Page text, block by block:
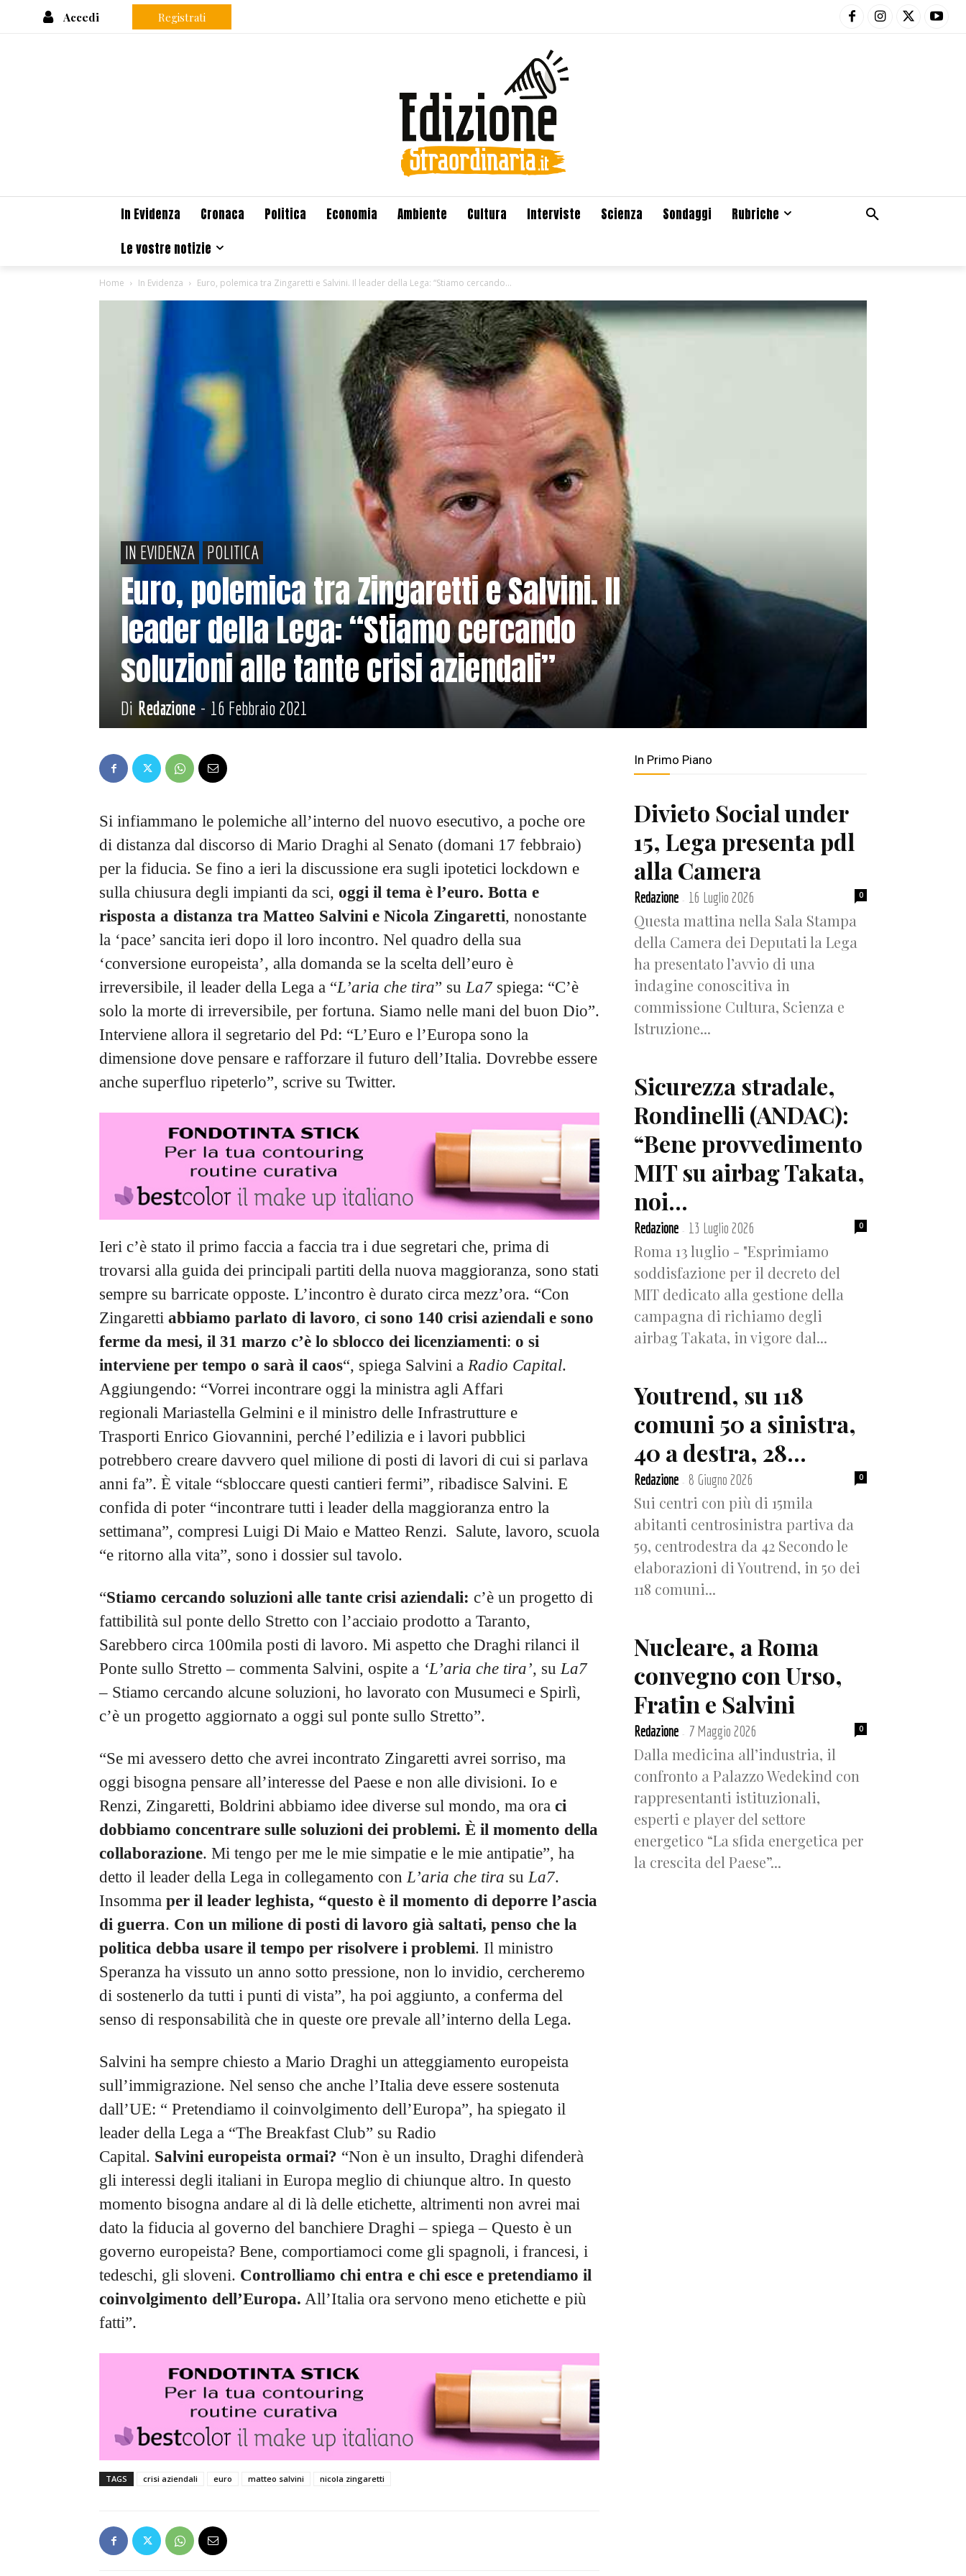
Accedi Registrati
In Evidenza Cronaca Politica Economia Ambiente Cultura Interviste Scienza Sondaggi
Rubriche
Le vostre notizie
Home In Evidenza Euro, polemica tra Zingaretti e Salvini. Il leader della Lega: “Stiamo cercando...
IN EVIDENZA POLITICA
Euro, polemica tra Zingaretti e Salvini. Il
leader della Lega: “Stiamo cercando
soluzioni alle tante crisi aziendali”
Di Redazione - 16 Febbraio 2021
Si infiammano le polemiche all’interno del nuovo esecutivo, a poche ore
di distanza dal discorso di Mario Draghi al Senato (domani 17 febbraio)
per la fiducia. Se fino a ieri la discussione era sugli ipotetici lockdown e
sulla chiusura degli impianti da sci, oggi il tema è l’euro. Botta e
risposta a distanza tra Matteo Salvini e Nicola Zingaretti, nonostante
la ‘pace’ sancita ieri dopo il loro incontro. Nel quadro della sua
‘conversione europeista’, alla domanda se la scelta dell’euro è
irreversibile, il leader della Lega a “L’aria che tira” suLa7spiega: “C’è
solo la morte di irreversibile, per fortuna. Siamo nelle mani del buon Dio”.
Interviene allora il segretario del Pd: “L’Euro e l’Europa sono la
dimensione dove pensare e rafforzare il futuro dell’Italia. Dovrebbe essere
anche superfluo ripeterlo”, scrive su Twitter.
Ieri c’è stato il primo faccia a faccia tra i due segretari che, prima di
trovarsi alla guida dei principali partiti della nuova maggioranza, sono stati
sempre su barricate opposte. L’incontro è durato circa mezz’ora. “Con
Zingaretti abbiamo parlato di lavoro, ci sono 140 crisi aziendali e sono
ferme da mesi, il 31 marzo c’è lo sblocco dei licenziamenti: o si
interviene per tempo o sarà il caos“, spiega Salvini a Radio Capital.
Aggiungendo: “Vorrei incontrare oggi la ministra agli Affari
regionali Mariastella Gelmini e il ministro delle Infrastrutture e
Trasporti Enrico Giovannini, perché l’edilizia e i lavori pubblici
potrebbero creare davvero quel milione di posti di lavori di cui si parlava
anni fa”. È vitale “sbloccare questi cantieri fermi”, ribadisce Salvini. E
confida di poter “incontrare tutti i leader della maggioranza entro la
settimana”, compresi Luigi Di Maio e Matteo Renzi. Salute, lavoro, scuola
“e ritorno alla vita”, sono i dossier sul tavolo.
“Stiamo cercando soluzioni alle tante crisi aziendali: c’è un progetto di
fattibilità sul ponte dello Stretto con l’acciaio prodotto a Taranto,
Sarebbero circa 100mila posti di lavoro. Mi aspetto che Draghi rilanci il
Ponte sullo Stretto – commenta Salvini, ospite a ‘L’aria che tira’, suLa7
– Stiamo cercando alcune soluzioni, ho lavorato con Musumeci e Spirlì,
c’è un progetto aggiornato a oggi sul ponte sullo Stretto”.
“Se mi avessero detto che avrei incontrato Zingaretti avrei sorriso, ma
oggi bisogna pensare all’interesse del Paese e non alle divisioni. Io e
Renzi, Zingaretti, Boldrini abbiamo idee diverse sul mondo, ma ora ci
dobbiamo concentrare sulle soluzioni dei problemi. È il momento della
collaborazione. Mi tengo per me le mie simpatie e le mie antipatie”, ha
detto il leader della Lega in collegamento conL’aria che tira suLa7.
Insomma per il leader leghista, “questo è il momento di deporre l’ascia
di guerra. Con un milione di posti di lavoro già saltati, penso che la
politica debba usare il tempo per risolvere i problemi. Il ministro
Speranza ha vissuto un anno sotto pressione, non lo invidio, cercheremo
di sostenerlo da tutti i punti di vista”, ha poi aggiunto, a conferma del
senso di responsabilità che in queste ore prevale all’interno della Lega.
Salvini ha sempre chiesto a Mario Draghi un atteggiamento europeista
sull’immigrazione. Nel senso che anche l’Italia deve essere sostenuta
dall’UE: “ Pretendiamo il coinvolgimento dell’Europa”, ha spiegato il
leader della Lega a “The Breakfast Club” su Radio
Capital. Salvini europeista ormai? “Non è un insulto, Draghi difenderà
gli interessi degli italiani in Europa meglio di chiunque altro. In questo
momento bisogna andare al di là delle etichette, altrimenti non avrei mai
dato la fiducia al governo del banchiere Draghi – spiega – Questo è un
governo europeista? Bene, comportiamoci come gli spagnoli, i francesi, i
tedeschi, gli sloveni. Controlliamo chi entra e chi esce e pretendiamo il
coinvolgimento dell’Europa. All’Italia ora servono meno etichette e più
fatti”.
TAGS crisi aziendali euro matteo salvini nicola zingaretti
In Primo Piano
Divieto Social under
15, Lega presenta pdl
alla Camera
Redazione - 16 Luglio 2026 0
Questa mattina nella Sala Stampa
della Camera dei Deputati la Lega
ha presentato l’avvio di una
indagine conoscitiva in
commissione Cultura, Scienza e
Istruzione...
Sicurezza stradale,
Rondinelli (ANDAC):
“Bene provvedimento
MIT su airbag Takata,
noi...
Redazione - 13 Luglio 2026 0
Roma 13 luglio - "Esprimiamo
soddisfazione per il decreto del
MIT dedicato alla gestione della
campagna di richiamo degli
airbag Takata, in vigore dal...
Youtrend, su 118
comuni 50 a sinistra,
40 a destra, 28...
Redazione - 8 Giugno 2026 0
Sui centri con più di 15mila
abitanti centrosinistra partiva da
59, centrodestra da 42 Secondo le
elaborazioni di Youtrend, in 50 dei
118 comuni...
Nucleare, a Roma
convegno con Urso,
Fratin e Salvini
Redazione - 7 Maggio 2026 0
Dalla medicina all’industria, il
confronto a Palazzo Wedekind con
rappresentanti istituzionali,
esperti e player del settore
energetico “La sfida energetica per
la crescita del Paese”...